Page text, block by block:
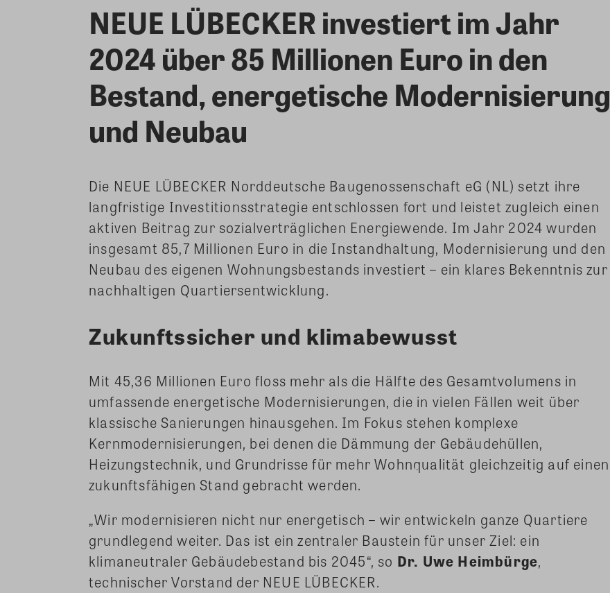
NEUE LÜBECKER investiert im Jahr
2024 über 85 Millionen Euro in den
Bestand, energetische Modernisierung
und Neubau
Die NEUE LÜBECKER Norddeutsche Baugenossenschaft eG (NL) setzt ihre
langfristige Investitionsstrategie entschlossen fort und leistet zugleich einen
aktiven Beitrag zur sozialverträglichen Energiewende. Im Jahr 2024 wurden
insgesamt 85,7 Millionen Euro in die Instandhaltung, Modernisierung und den
Neubau des eigenen Wohnungsbestands investiert – ein klares Bekenntnis zur
nachhaltigen Quartiersentwicklung.
Zukunftssicher und klimabewusst
Mit 45,36 Millionen Euro floss mehr als die Hälfte des Gesamtvolumens in
umfassende energetische Modernisierungen, die in vielen Fällen weit über
klassische Sanierungen hinausgehen. Im Fokus stehen komplexe
Kernmodernisierungen, bei denen die Dämmung der Gebäudehüllen,
Heizungstechnik, und Grundrisse für mehr Wohnqualität gleichzeitig auf einen
zukunftsfähigen Stand gebracht werden.
„Wir modernisieren nicht nur energetisch – wir entwickeln ganze Quartiere
grundlegend weiter. Das ist ein zentraler Baustein für unser Ziel: ein
klimaneutraler Gebäudebestand bis 2045“, so Dr. Uwe Heimbürge,
technischer Vorstand der NEUE LÜBECKER.